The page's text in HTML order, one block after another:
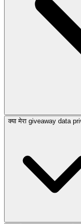
क्या मेरा giveaway data